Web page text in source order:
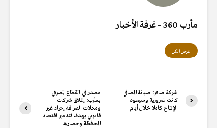
مأرب 360 - غرفة الأخبار
عرض الكل
مصدر في القطاع المصرفي
بمأرب: إغلاق شركات
ومحلات الصرافة إجراء غير
قانوني يهدف لتدمير اقتصاد
المحافظة وحصارها
شركة صافر: صيانة المصافي
كانت ضرورية وسيعود
الإنتاج كاملا خلال أيام